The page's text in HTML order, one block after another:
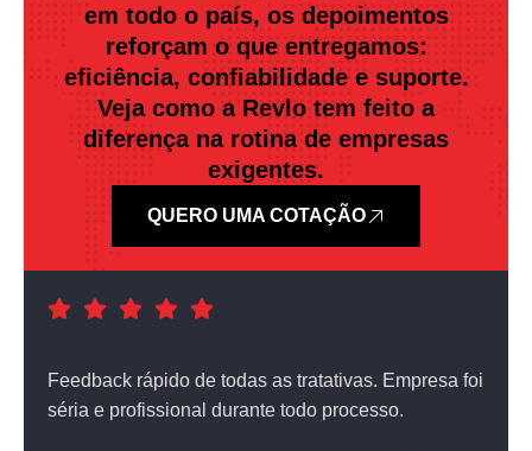
em todo o país, os depoimentos
reforçam o que entregamos:
eficiência, confiabilidade e suporte.
Veja como a Revlo tem feito a
diferença na rotina de empresas
exigentes.
QUERO UMA COTAÇÃO
Atendimento nota dez! O equipamento que comprei
não deixou nada a desejar.